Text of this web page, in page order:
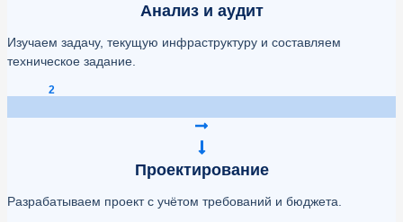
Анализ и аудит
Изучаем задачу, текущую инфраструктуру и составляем
техническое задание.
2
Проектирование
Разрабатываем проект с учётом требований и бюджета.